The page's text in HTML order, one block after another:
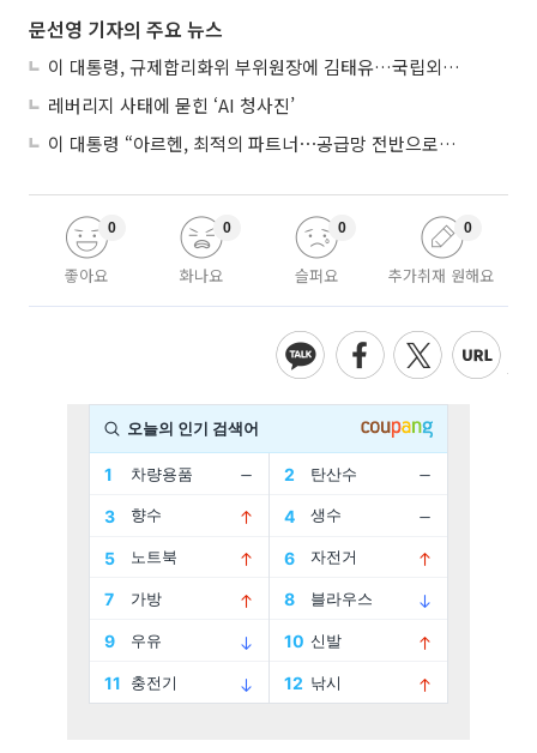
문선영 기자의 주요 뉴스
이 대통령, 규제합리화위 부위원장에 김태유…국립외교원장 김흥규
레버리지 사태에 묻힌 ‘AI 청사진’
이 대통령 “아르헨, 최적의 파트너⋯공급망 전반으로 확대”
좋아요
0
화나요
0
슬퍼요
0
추가취재 원해요
0